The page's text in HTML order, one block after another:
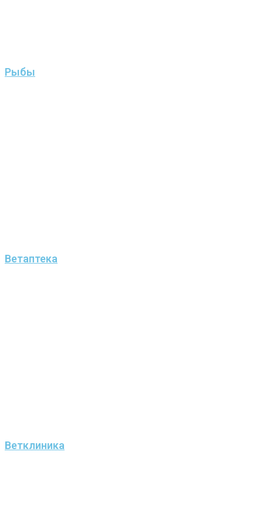
Рыбы
Ветаптека
Ветклиника